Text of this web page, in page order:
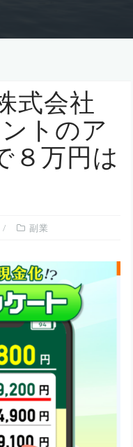
式会社
トのア
８万円は
副業